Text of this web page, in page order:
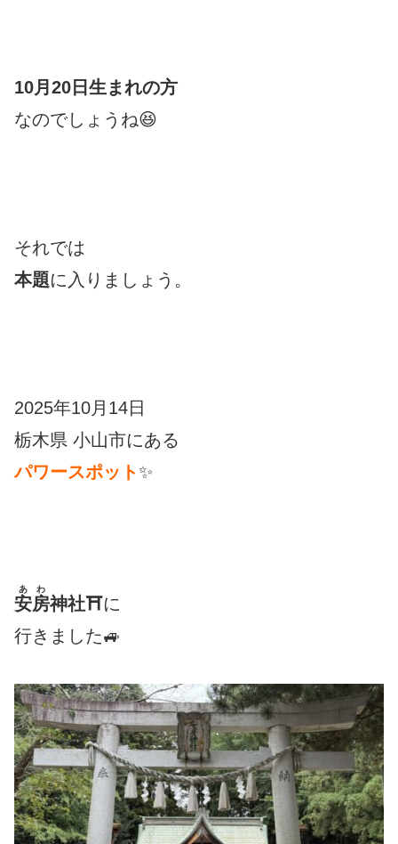
10月20日生まれの方
なのでしょうね😆
それでは
本題に入りましょう。
2025年10月14日
栃木県 小山市にある
パワースポット✨
安房
あわ
神社⛩に
行きました🚙